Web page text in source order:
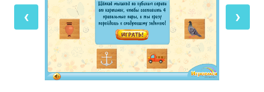
логическую пару с картинкой на левом кубике.
Для этого нужно просто щёлкать мышкой по
кубику до тех пор, пока не появится правильный
вариант. Помни, что в каждом уровне нужно
составить четыре правильные пары, чтобы
перейти к следующему заданию.
‹ ›